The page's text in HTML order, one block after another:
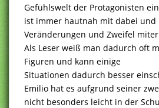
Gefühlswelt der Protagonisten
ist immer hautnah mit dabei und
Veränderungen und Zweifel
Als Leser weiß man dadurch oft
Figuren und kann einige
Situationen dadurch besser
Emilio hat es aufgrund seiner
nicht besonders leicht in der